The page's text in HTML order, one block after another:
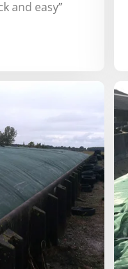
and easy”